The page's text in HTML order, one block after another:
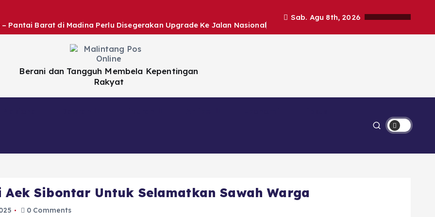
Pantai Barat di Madina Perlu Disegerakan Upgrade Ke Jalan Nasional
Sab. Agu 8th, 2026
Berani dan Tangguh Membela Kepentingan
Rakyat
Sibontar Untuk Selamatkan Sawah Warga
0 Comments